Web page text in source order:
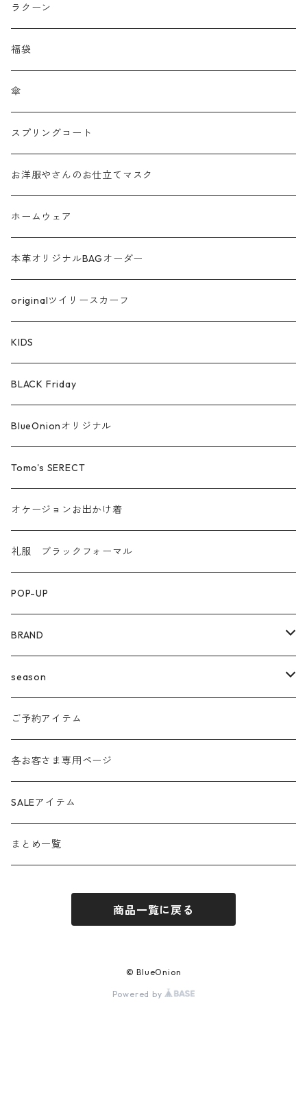
刺繍レース
メッシュ
チュール
フリンジ フェザー
シャギー
ラメ
サテン
綿ローン
シルケットコットン
ファー ムートン
汗染み防止
ラクーン
福袋
傘
スプリングコート
お洋服やさんのお仕立てマスク
ホームウェア
本革オリジナルBAGオーダー
originalツイリースカーフ
KIDS
BLACK Friday
BlueOnionオリジナル
Tomo's SERECT
オケージョンお出かけ着
礼服 ブラックフォーマル
POP-UP
BRAND
agnost
amo
anana
ante aciem
any
blanco / uncleDaves
season
24ss
24aw
25ss
25aw
ご予約アイテム
各お客さま専用ページ
SALEアイテム
まとめ一覧
商品一覧に戻る
© BlueOnion
Powered by